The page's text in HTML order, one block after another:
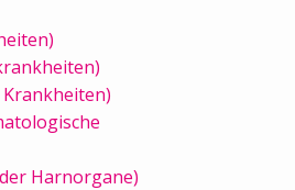
Krankheiten)
Harnorgane)